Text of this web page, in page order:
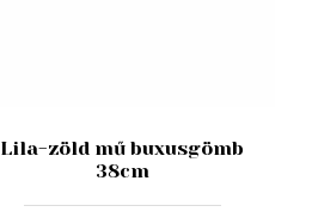
Lila-zöld mű buxusgömb
38cm